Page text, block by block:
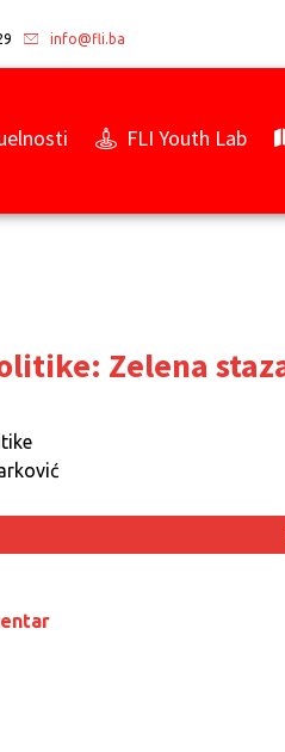
info@fli.ba
FLI Youth Lab
Zelena